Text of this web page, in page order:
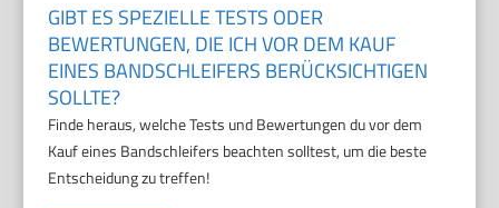
GIBT ES SPEZIELLE TESTS ODER
BEWERTUNGEN, DIE ICH VOR DEM KAUF
EINES BANDSCHLEIFERS BERÜCKSICHTIGEN
SOLLTE?
Finde heraus, welche Tests und Bewertungen du vor dem
Kauf eines Bandschleifers beachten solltest, um die beste
Entscheidung zu treffen!